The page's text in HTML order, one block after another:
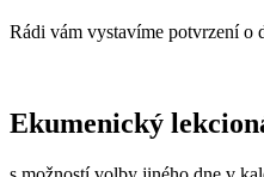
Rádi vám vystavíme potvrzení o
Ekumenický